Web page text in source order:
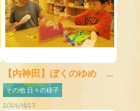
【内神田】ぼくのゆめ ...
その他 日々の様子
2024/11/27